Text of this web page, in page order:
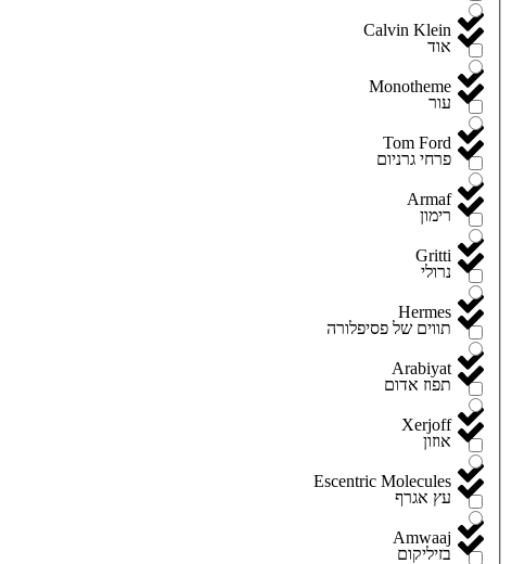
Calvin Klein
Monotheme
Tom Ford
Armaf
Gritti
Hermes
Arabiyat
Xerjoff
Escentric Molecules
Amwaaj
אוד
עור
פרחי גרניום
רימון
נרולי
תווים של פסיפלורה
תפוז אדום
אוזון
עץ אגרף
בזיליקום